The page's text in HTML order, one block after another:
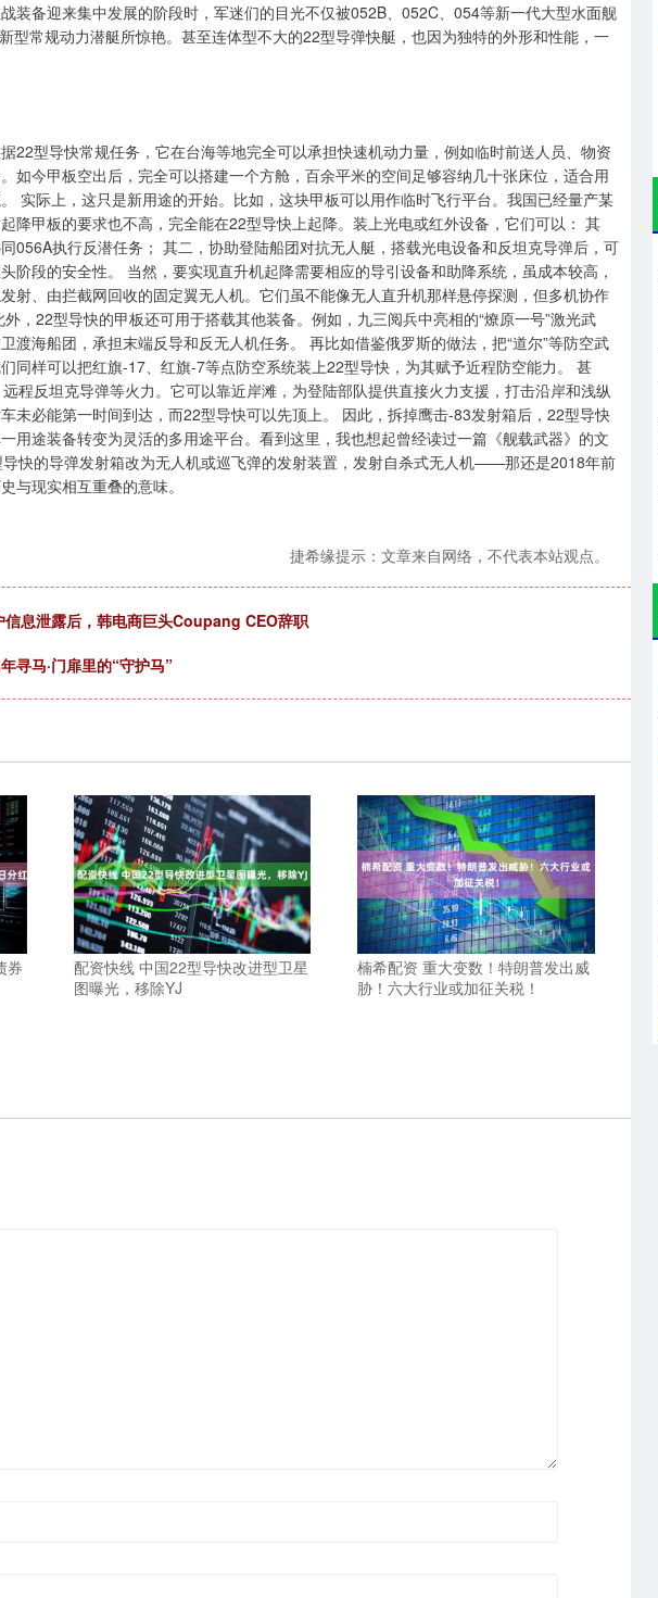
装备迎来集中发展的阶段时，军迷们的目光不仅被052B、052C、054等新一代大型水面舰
型常规动力潜艇所惊艳。甚至连体型不大的22型导弹快艇，也因为独特的外形和性能，一
22型导快常规任务，它在台海等地完全可以承担快速机动力量，例如临时前送人员、物资
如今甲板空出后，完全可以搭建一个方舱，百余平米的空间足够容纳几十张床位，适合用
实际上，这只是新用途的开始。比如，这块甲板可以用作临时飞行平台。我国已经量产某
降甲板的要求也不高，完全能在22型导快上起降。装上光电或红外设备，它们可以： 其
056A执行反潜任务； 其二，协助登陆船团对抗无人艇，搭载光电设备和反坦克导弹后，可
阶段的安全性。 当然，要实现直升机起降需要相应的导引设备和助降系统，虽成本较高，
射、由拦截网回收的固定翼无人机。它们虽不能像无人直升机那样悬停探测，但多机协作
，22型导快的甲板还可用于搭载其他装备。例如，九三阅兵中亮相的“燎原一号”激光武
渡海船团，承担末端反导和反无人机任务。 再比如借鉴俄罗斯的做法，把“道尔”等防空武
同样可以把红旗-17、红旗-7等点防空系统装上22型导快，为其赋予近程防空能力。 甚
程反坦克导弹等火力。它可以靠近岸滩，为登陆部队提供直接火力支援，打击沿岸和浅纵
未必能第一时间到达，而22型导快可以先顶上。 因此，拆掉鹰击-83发射箱后，22型导快
用途装备转变为灵活的多用途平台。看到这里，我也想起曾经读过一篇《舰载武器》的文
快的导弹发射箱改为无人机或巡飞弹的发射装置，发射自杀式无人机——那还是2018年前
与现实相互重叠的意味。
捷希缘提示：文章来自网络，不代表本站观点。
息泄露后，韩电商巨头Coupang CEO辞职
寻马·门扉里的“守护马”
券
配资快线 中国22型导快改进型卫星
图曝光，移除YJ
楠希配资 重大变数！特朗普发出威
胁！六大行业或加征关税！